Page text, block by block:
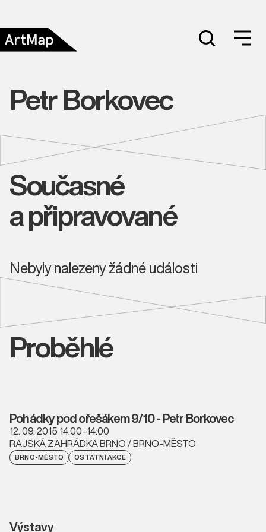
Petr Borkovec
Současné
a připravované
Nebyly nalezeny žádné události
Proběhlé
Pohádky pod ořešákem 9/10 - Petr Borkovec
12. 09. 2015 14:00–14:00
RAJSKÁ ZAHRÁDKA BRNO / BRNO-MĚSTO
BRNO-MĚSTO OSTATNÍ AKCE
Výstavy